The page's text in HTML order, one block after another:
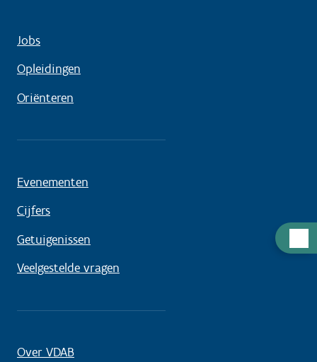
Jobs
Opleidingen
Oriënteren
Evenementen
Cijfers
Getuigenissen
Veelgestelde vragen
Over VDAB